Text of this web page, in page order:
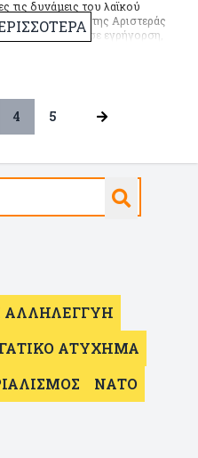
τις δυνάμεις του λαϊκού
τις δυνάμεις της Αριστεράς
πολίτη σε εγρήγορση,
4 5
ΑΛΛΗΛΕΓΓΥΗ
ΑΤΥΧΗΜΑ
ΝΑΤΟ